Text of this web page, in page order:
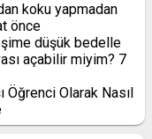
koku yapmadan
önce
düşük bedelle
açabilir miyim? 7
Öğrenci Olarak Nasıl